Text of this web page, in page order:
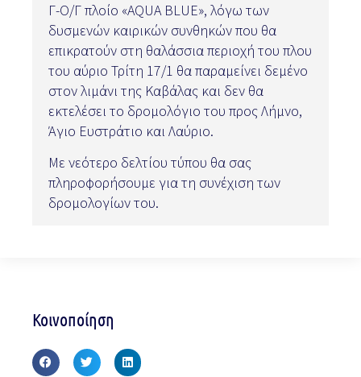
Γ-Ο/Γ πλοίο «AQUA BLUE», λόγω των
δυσμενών καιρικών συνθηκών που θα
επικρατούν στη θαλάσσια περιοχή του πλου
του αύριο Τρίτη 17/1 θα παραμείνει δεμένο
στον λιμάνι της Καβάλας και δεν θα
εκτελέσει το δρομολόγιο του προς Λήμνο,
Άγιο Ευστράτιο και Λαύριο.
Με νεότερο δελτίου τύπου θα σας
πληροφορήσουμε για τη συνέχιση των
δρομολογίων του.
Κοινοποίηση